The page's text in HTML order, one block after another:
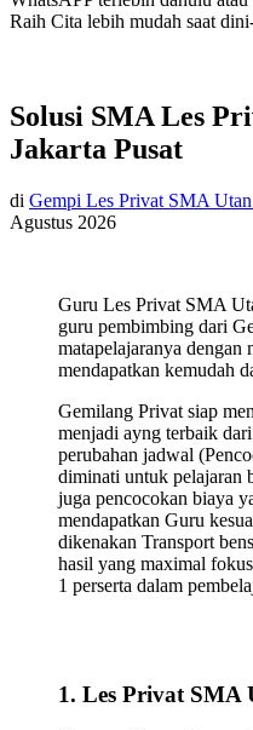
Raih Cita lebih mudah saat
Solusi SMA Les
Jakarta Pusat
di Gempi Les Privat SMA
Agustus 2026
Guru Les Privat SMA
guru pembimbing dari
matapelajaranya dengan
mendapatkan kemudah
Gemilang Privat siap
menjadi ayng terbaik
perubahan jadwal
diminati untuk pelajaran
juga pencocokan biaya
mendapatkan Guru
dikenakan Transport
hasil yang maximal
1 perserta dalam
1. Les Privat SMA